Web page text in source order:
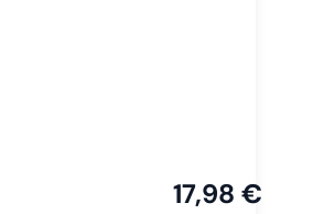
17,98 €